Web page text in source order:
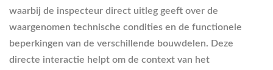
waarbij de inspecteur direct uitleg geeft over de
waargenomen technische condities en de functionele
beperkingen van de verschillende bouwdelen. Deze
directe interactie helpt om de context van het